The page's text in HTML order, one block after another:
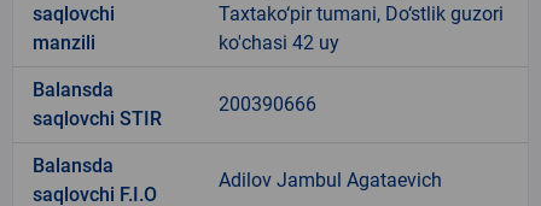
saqlovchi
manzili
Taxtako‘pir tumani, Do‘stlik guzori
ko'chasi 42 uy
Balansda
saqlovchi STIR
200390666
Balansda
saqlovchi F.I.O
Adilov Jambul Agataevich